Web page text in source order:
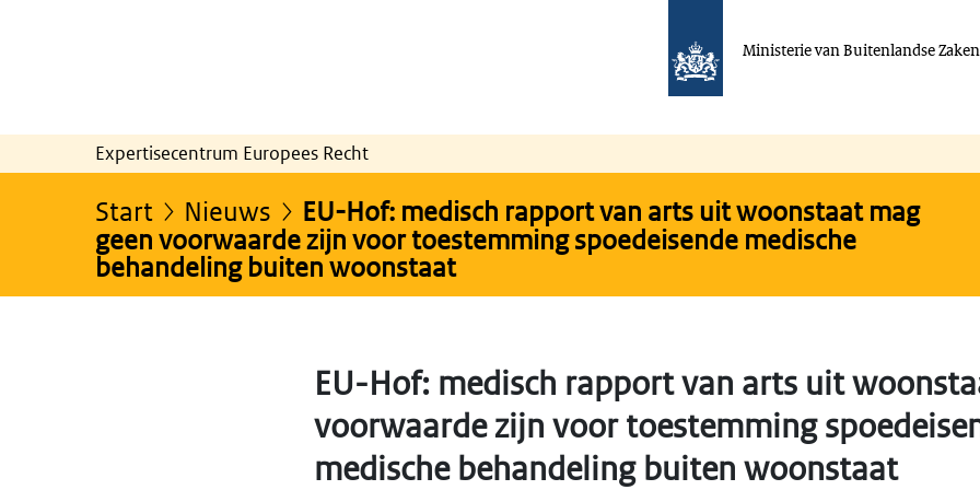
Ministerie van Buitenlandse Zaken
Expertisecentrum Europees Recht
Start Nieuws
EU-Hof: medisch rapport van arts uit woonstaat mag
geen voorwaarde zijn voor toestemming spoedeisende medische
behandeling buiten woonstaat
EU-Hof: medisch rapport van arts uit
voorwaarde zijn voor toestemming
medische behandeling buiten woonstaat